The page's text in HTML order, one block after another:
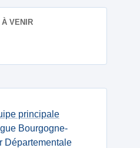
À VENIR
principale
Bourgogne-
Départementale